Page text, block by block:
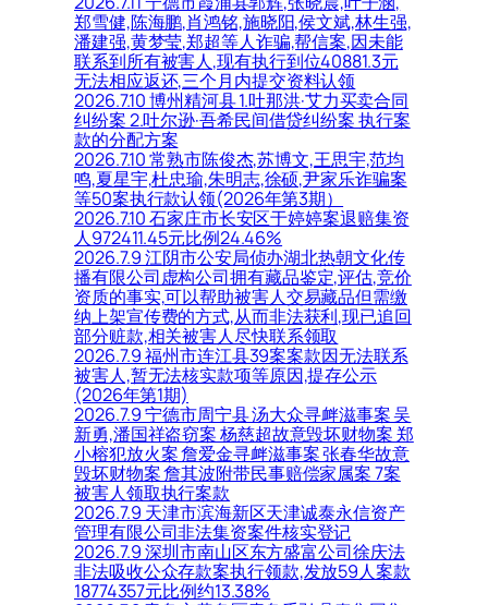
郑雪健,陈海鹏,肖鸿铭,施晓阳,侯文斌,林生强,
潘建强,黄梦莹,郑超等人诈骗,帮信案,因未能
联系到所有被害人,现有执行到位40881.3元
无法相应返还,三个月内提交资料认领
2026.7.10 博州精河县 1.吐那洪·艾力买卖合同
纠纷案 2.吐尔逊·吾希民间借贷纠纷案 执行案
款的分配方案
2026.7.10 常熟市陈俊杰,苏博文,王思宇,范均
鸣,夏星宇,杜忠瑜,朱明志,徐硕,尹家乐诈骗案
等50案执行款认领(2026年第3期）
2026.7.10 石家庄市长安区于婷婷案退赔集资
人972411.45元比例24.46%
2026.7.9 江阴市公安局侦办湖北热朝文化传
播有限公司虚构公司拥有藏品鉴定,评估,竞价
资质的事实,可以帮助被害人交易藏品但需缴
纳上架宣传费的方式,从而非法获利,现已追回
部分赃款,相关被害人尽快联系领取
2026.7.9 福州市连江县39案案款因无法联系
被害人,暂无法核实款项等原因,提存公示
(2026年第1期)
2026.7.9 宁德市周宁县 汤大众寻衅滋事案 吴
新勇,潘国祥盗窃案 杨慈超故意毁坏财物案 郑
小榕犯放火案 詹爱金寻衅滋事案 张春华故意
毁坏财物案 詹其波附带民事赔偿家属案 7案
被害人领取执行案款
2026.7.9 天津市滨海新区天津诚泰永信资产
管理有限公司非法集资案件核实登记
2026.7.9 深圳市南山区东方盛富公司徐庆法
非法吸收公众存款案执行领款,发放59人案款
18774357元比例约13.38%